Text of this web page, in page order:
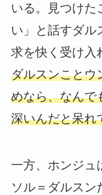
いる。見つけた
い」と話すダル
求を快く受け入
ダルスンことウ
めなら、なんで
深いんだと呆れ
一方、ホンジュ
ソル＝ダルスン